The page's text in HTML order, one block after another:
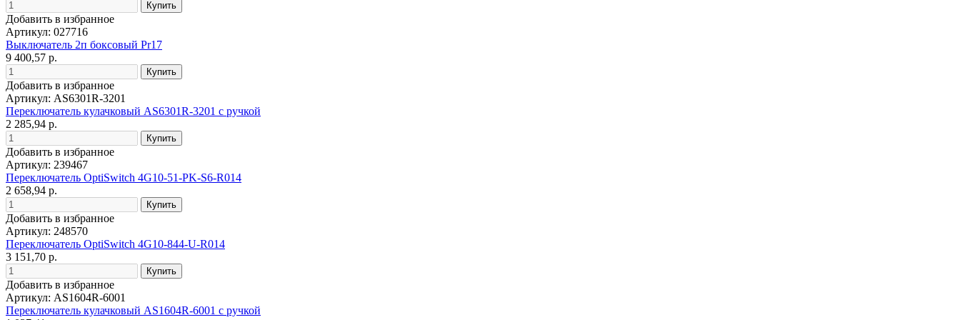
Добавить в избранное
Артикул: 027716
Выключатель 2п боксовый Pr17
9 400,57 р.
Добавить в избранное
Артикул: AS6301R-3201
Переключатель кулачковый AS6301R-3201 с ручкой
2 285,94 р.
Добавить в избранное
Артикул: 239467
Переключатель OptiSwitch 4G10-51-PK-S6-R014
2 658,94 р.
Добавить в избранное
Артикул: 248570
Переключатель OptiSwitch 4G10-844-U-R014
3 151,70 р.
Добавить в избранное
Артикул: AS1604R-6001
Переключатель кулачковый AS1604R-6001 с ручкой